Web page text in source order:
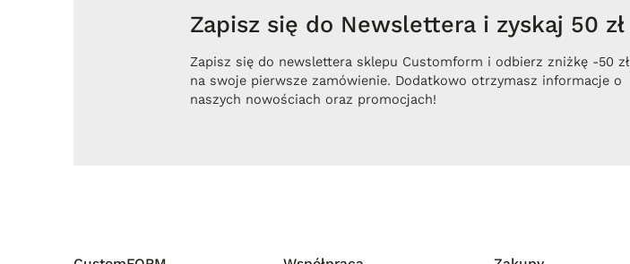
Zapisz się do Newslettera i zyskaj 50 zł
Zapisz się do newslettera sklepu Customform i odbierz zniżkę -50 zł
na swoje pierwsze zamówienie. Dodatkowo otrzymasz informacje o
naszych nowościach oraz promocjach!